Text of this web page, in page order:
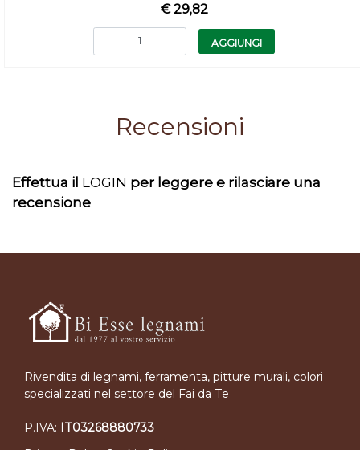
€ 29,82
Quantità
AGGIUNGI
Recensioni
Effettua il LOGIN per leggere e rilasciare una
recensione
Rivendita di legnami, ferramenta, pitture murali, colori
specializzati nel settore del Fai da Te
P.IVA: IT03268880733